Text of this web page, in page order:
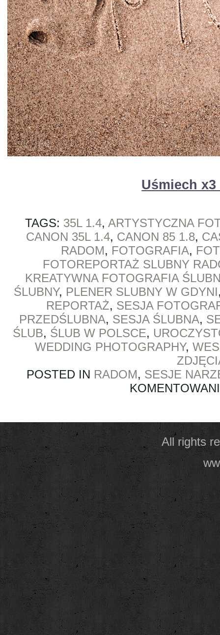
Uśmiech x3
TAGS: 35L 1.4,ARTYSTYCZNA
CANON 35L 1.4, CANON 85 1.8,
RADOM, FOTOGRAFIA,
FOTOREPORTAŻ SLUBNY
KREATYWNA FOTOGRAFIA
ŚLUBNY, PLENER SLUBNY W GDYNI
REPORTAŻ, SESJA
PRZEDŚLUBNA, SESJA ŚLUBNA,
ŚLUB, ŚLUB W POLSCE,
WEDDING PHOTOGRAPHY,
POSTED IN RADOM, SESJE
All rights